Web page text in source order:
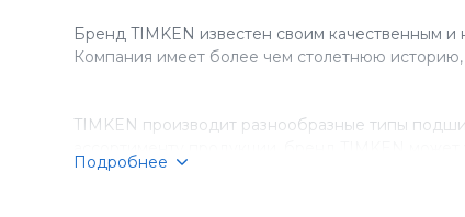
Бренд TIMKEN известен своим качественным
Компания имеет более чем столетнюю
TIMKEN производит разнообразные типы
Подробнее